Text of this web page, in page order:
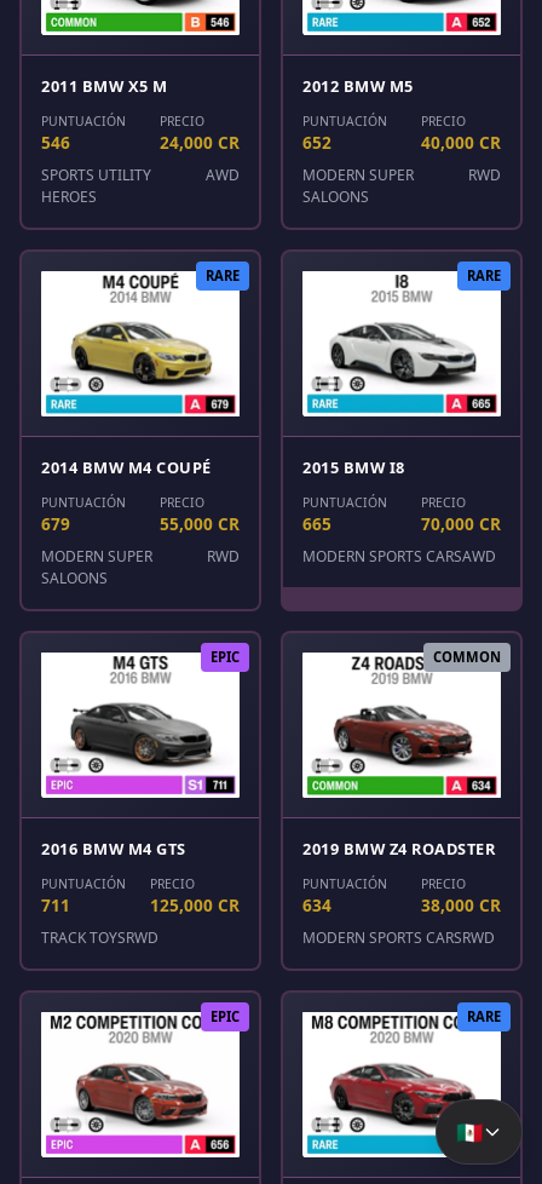
2011 BMW X5 M
PUNTUACIÓN
546
PRECIO
24,000 CR
SPORTS UTILITY
HEROES
AWD
2012 BMW M5
PUNTUACIÓN
652
PRECIO
40,000 CR
MODERN SUPER
SALOONS
RWD
RARE
2014 BMW M4 COUPÉ
PUNTUACIÓN
679
PRECIO
55,000 CR
MODERN SUPER
SALOONS
RWD
RARE
2015 BMW I8
PUNTUACIÓN
665
PRECIO
70,000 CR
MODERN SPORTS CARSAWD
EPIC
2016 BMW M4 GTS
PUNTUACIÓN
711
PRECIO
125,000 CR
TRACK TOYSRWD
COMMON
2019 BMW Z4 ROADSTER
PUNTUACIÓN
634
PRECIO
38,000 CR
MODERN SPORTS CARSRWD
EPIC RARE
🇲🇽